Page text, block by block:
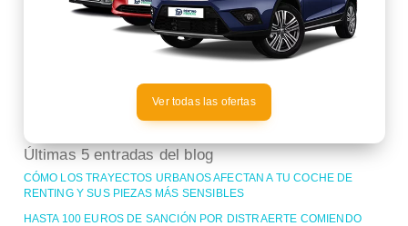
Ver todas las ofertas
Últimas 5 entradas del blog
CÓMO LOS TRAYECTOS URBANOS AFECTAN A TU COCHE DE
RENTING Y SUS PIEZAS MÁS SENSIBLES
HASTA 100 EUROS DE SANCIÓN POR DISTRAERTE COMIENDO